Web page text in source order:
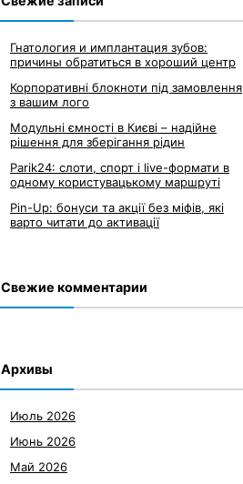
Гнатология и имплантация зубов:
причины обратиться в хороший центр
Корпоративні блокноти під замовлення
з вашим лого
Модульні ємності в Києві – надійне
рішення для зберігання рідин
Parik24: слоти, спорт і live-формати в
одному користувацькому маршруті
Pin-Up: бонуси та акції без міфів, які
варто читати до активації
Свежие комментарии
Архивы
Июль 2026
Июнь 2026
Май 2026